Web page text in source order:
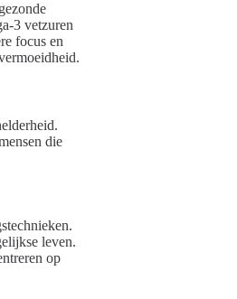
3 vetzuren
focus en
die
leven.
op